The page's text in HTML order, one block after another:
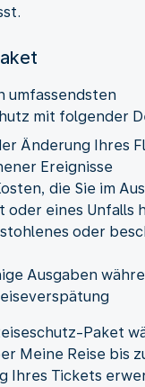
umfassendsten
Änderung Ihres
Ereignisse
die Sie im
oder eines Unfalls
oder
Ausgaben
Paket
Meine Reise bis
Ihres Tickets